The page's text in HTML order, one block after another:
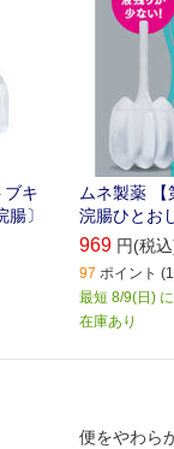
ブキ
〕
ムネ製薬
浣腸ひとお
969 円(税
97 ポイント
最短 8/9(日)
在庫あり
便をやわら